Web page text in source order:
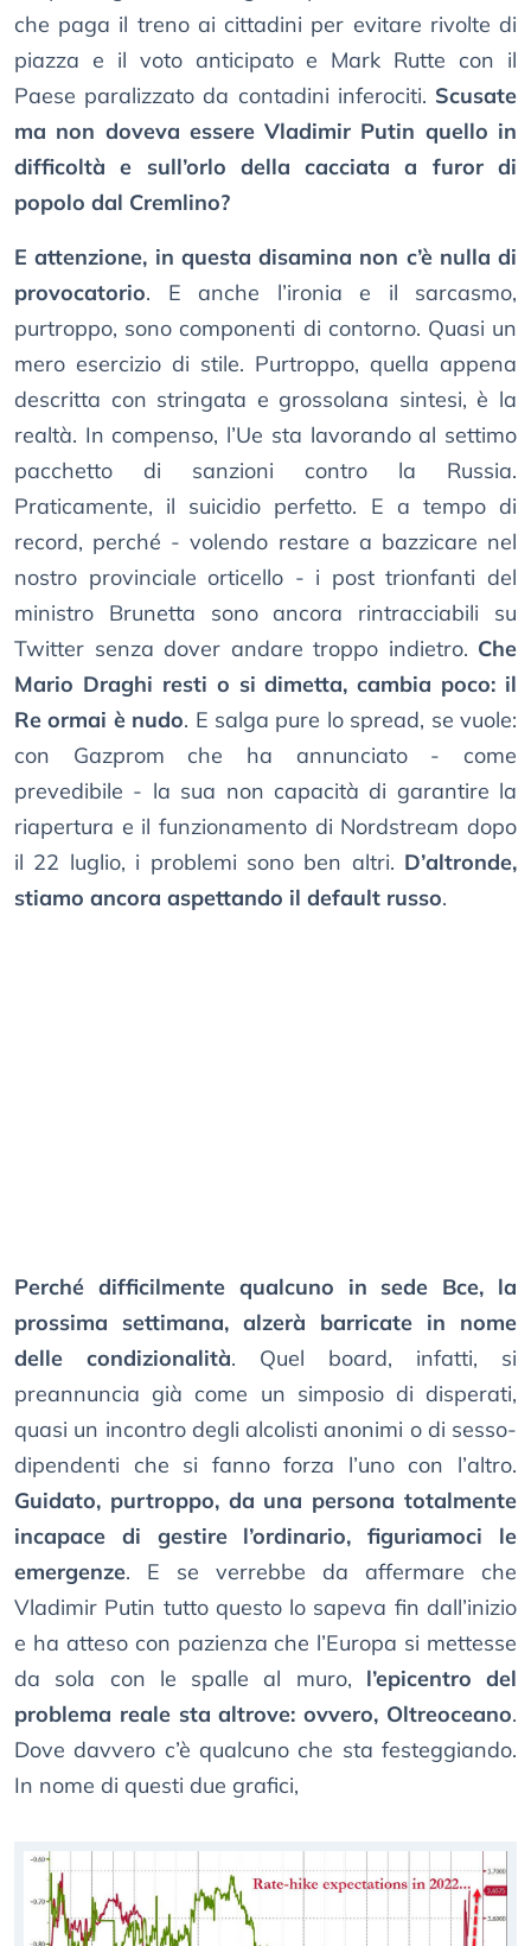
che paga il treno ai cittadini per evitare rivolte di
piazza e il voto anticipato e Mark Rutte con il
Paese paralizzato da contadini inferociti. Scusate
ma non doveva essere Vladimir Putin quello in
difficoltà e sull’orlo della cacciata a furor di
popolo dal Cremlino?
E attenzione, in questa disamina non c’è nulla di
provocatorio. E anche l’ironia e il sarcasmo,
purtroppo, sono componenti di contorno. Quasi un
mero esercizio di stile. Purtroppo, quella appena
descritta con stringata e grossolana sintesi, è la
realtà. In compenso, l’Ue sta lavorando al settimo
pacchetto di sanzioni contro la Russia.
Praticamente, il suicidio perfetto. E a tempo di
record, perché - volendo restare a bazzicare nel
nostro provinciale orticello - i post trionfanti del
ministro Brunetta sono ancora rintracciabili su
Twitter senza dover andare troppo indietro. Che
Mario Draghi resti o si dimetta, cambia poco: il
Re ormai è nudo. E salga pure lo spread, se vuole:
con Gazprom che ha annunciato - come
prevedibile - la sua non capacità di garantire la
riapertura e il funzionamento di Nordstream dopo
il 22 luglio, i problemi sono ben altri. D’altronde,
stiamo ancora aspettando il default russo.
Perché difficilmente qualcuno in sede Bce, la
prossima settimana, alzerà barricate in nome
delle condizionalità. Quel board, infatti, si
preannuncia già come un simposio di disperati,
quasi un incontro degli alcolisti anonimi o di sesso-
dipendenti che si fanno forza l’uno con l’altro.
Guidato, purtroppo, da una persona totalmente
incapace di gestire l’ordinario, figuriamoci le
emergenze. E se verrebbe da affermare che
Vladimir Putin tutto questo lo sapeva fin dall’inizio
e ha atteso con pazienza che l’Europa si mettesse
da sola con le spalle al muro, l’epicentro del
problema reale sta altrove: ovvero, Oltreoceano.
Dove davvero c’è qualcuno che sta festeggiando.
In nome di questi due grafici,